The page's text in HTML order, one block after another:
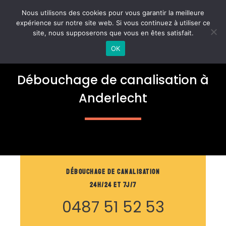
Débouchage de canalisation à
Anderlecht
Débouchage de Canalisation
24h/24 et 7j/7
0487 51 52 53
Nous utilisons des cookies pour vous garantir la meilleure
expérience sur notre site web. Si vous continuez à utiliser ce
site, nous supposerons que vous en êtes satisfait.
OK